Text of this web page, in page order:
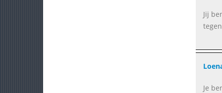
Jij
Je